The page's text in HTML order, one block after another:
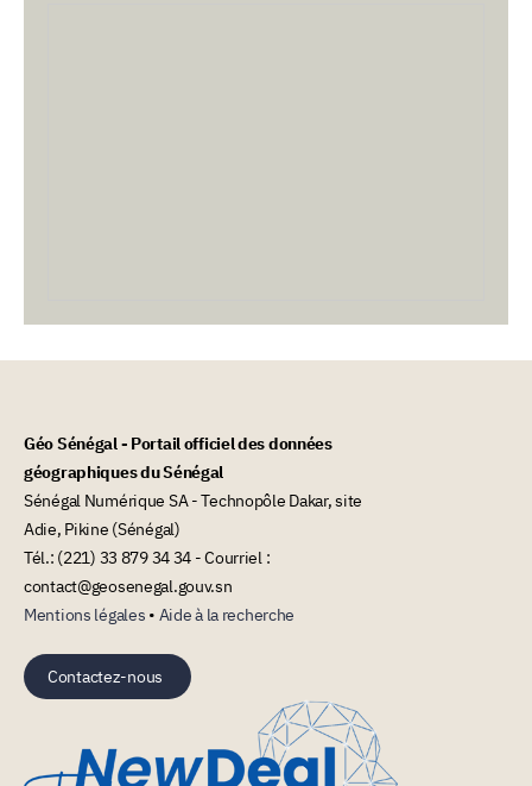
Géo Sénégal - Portail officiel des données
géographiques du Sénégal
Sénégal Numérique SA - Technopôle Dakar, site
Adie, Pikine (Sénégal)
Tél.: (221) 33 879 34 34 - Courriel :
contact@geosenegal.gouv.sn
Mentions légales • Aide à la recherche
Contactez-nous